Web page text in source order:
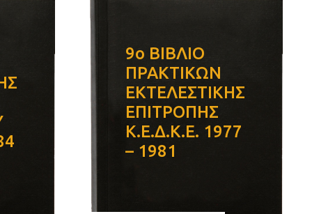
9ο ΒΙΒΛΙΟ
ΠΡΑΚΤΙΚΩΝ
ΕΚΤΕΛΕΣΤΙΚΗΣ
ΕΠΙΤΡΟΠΗΣ
Κ.Ε.Δ.Κ.Ε. 1977
– 1981